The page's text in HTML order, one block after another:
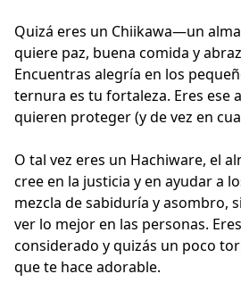
Quizá eres un Chiikawa—un
quiere paz, buena comida y
Encuentras alegría en los
ternura es tu fortaleza. Eres ese
quieren proteger (y de vez en
O tal vez eres un Hachiware, el
cree en la justicia y en ayudar a
mezcla de sabiduría y asombro,
ver lo mejor en las personas.
considerado y quizás un poco
que te hace adorable.